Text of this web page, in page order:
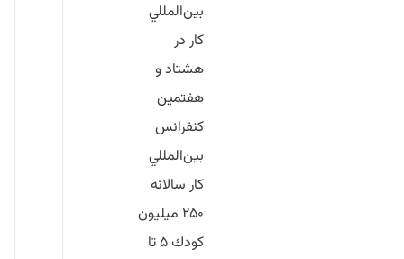
بين‌المللي
كار در
هشتاد و
هفتمين
كنفرانس
بين‌المللي
كار سالانه
۲۵۰ ميليون
كودك ۵ تا